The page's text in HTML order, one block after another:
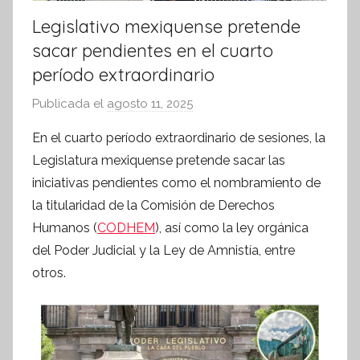
Legislativo mexiquense pretende
sacar pendientes en el cuarto
período extraordinario
Publicada el agosto 11, 2025
r
S
í
n
t
e
s
I
n
En el cuarto período extraordinario de sesiones, la
Legislatura mexiquense pretende sacar las
iniciativas pendientes como el nombramiento de
la titularidad de la Comisión de Derechos
Humanos (CODHEM), así como la ley orgánica
del Poder Judicial y la Ley de Amnistía, entre
otros.